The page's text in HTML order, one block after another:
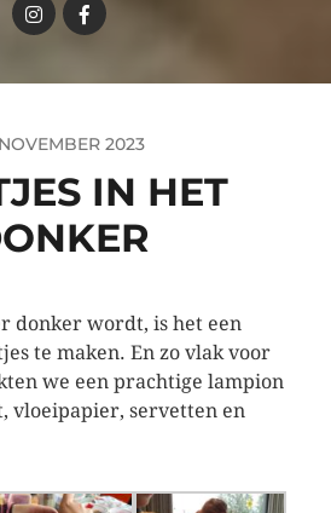
2023
IN HET
donker wordt, is het een
te maken. En zo vlak voor
we een prachtige lampion
vloeipapier, servetten en